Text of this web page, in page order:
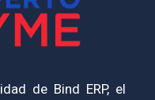
de Bind ERP, el